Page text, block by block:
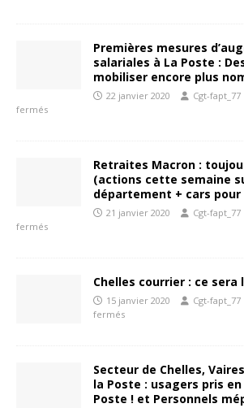
Premières mesures
salariales à La Poste :
mobiliser encore plus
22 janvier 2020 Cgt-fapt_77
fermés
Retraites Macron :
(actions cette semaine
département + cars pour
21 janvier 2020 Cgt-fapt_77
fermés
Chelles courrier : ce sera
15 janvier 2020 Cgt-fapt_77
fermés
Secteur de Chelles,
la Poste : usagers pris
Poste ! et Personnels